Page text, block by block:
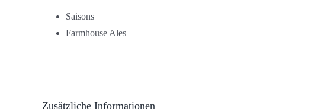
Saisons
Farmhouse Ales
Zusätzliche Informationen